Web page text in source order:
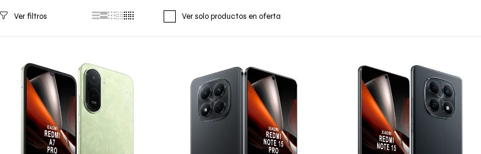
Ver solo productos en oferta